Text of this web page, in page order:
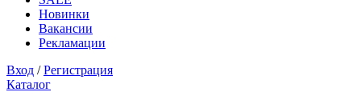
Новинки
Вакансии
Рекламации
Вход /Регистрация
Каталог